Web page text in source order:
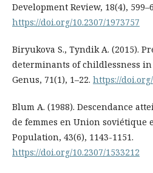
Development Review, 18(4),
https://doi.org/10.2307/1973757
Biryukova S., Tyndik A. (2015).
determinants of childlessness in
Genus, 71(1), 1–22. https://
Blum A. (1988). Descendance
de femmes en Union soviétique
Population, 43(6), 1143-1151.
https://doi.org/10.2307/1533212